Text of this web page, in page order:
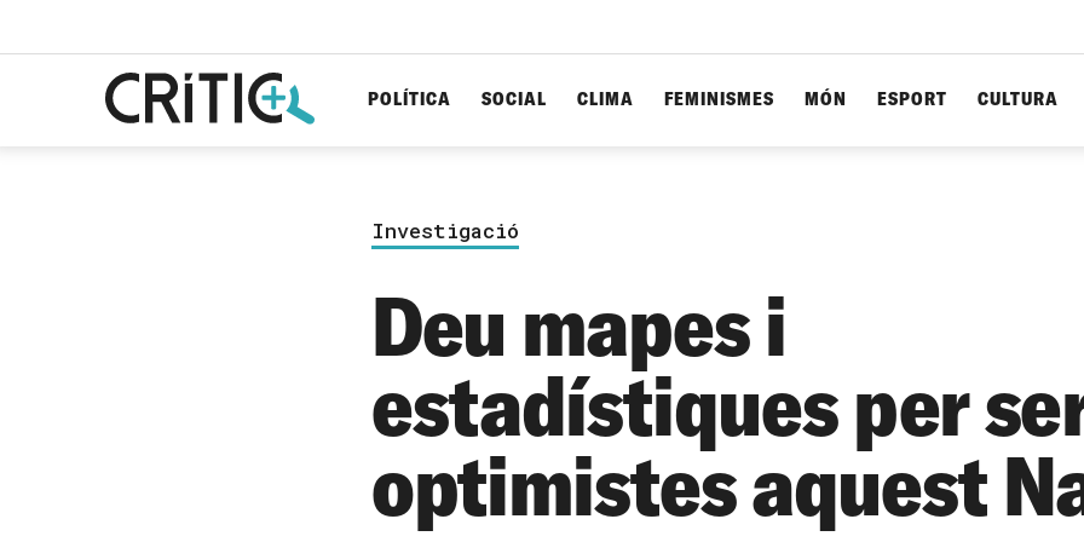
POLÍTICA SOCIAL CLIMA FEMINISMES MÓN ESPORT CULTURA
Investigació
Deu mapes i
estadístiques per
optimistes aquest